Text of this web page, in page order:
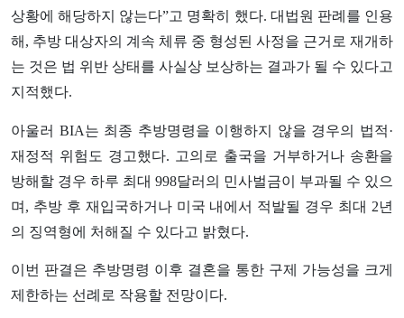
상황에 해당하지 않는다”고 명확히 했다. 대법원 판례를 인용
해, 추방 대상자의 계속 체류 중 형성된 사정을 근거로 재개하
는 것은 법 위반 상태를 사실상 보상하는 결과가 될 수 있다고
지적했다.
아울러 BIA는 최종 추방명령을 이행하지 않을 경우의 법적·
재정적 위험도 경고했다. 고의로 출국을 거부하거나 송환을
방해할 경우 하루 최대 998달러의 민사벌금이 부과될 수 있으
며, 추방 후 재입국하거나 미국 내에서 적발될 경우 최대 2년
의 징역형에 처해질 수 있다고 밝혔다.
이번 판결은 추방명령 이후 결혼을 통한 구제 가능성을 크게
제한하는 선례로 작용할 전망이다.